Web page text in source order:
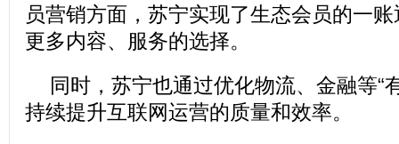
员营销方面，苏宁实现了生态会员的一
更多内容、服务的选择。
同时，苏宁也通过优化物流、金融等“
持续提升互联网运营的质量和效率。